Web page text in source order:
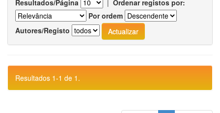
Resultados/Página | Ordenar registos por:
Por ordem
Autores/Registo
Resultados 1-1 de 1.